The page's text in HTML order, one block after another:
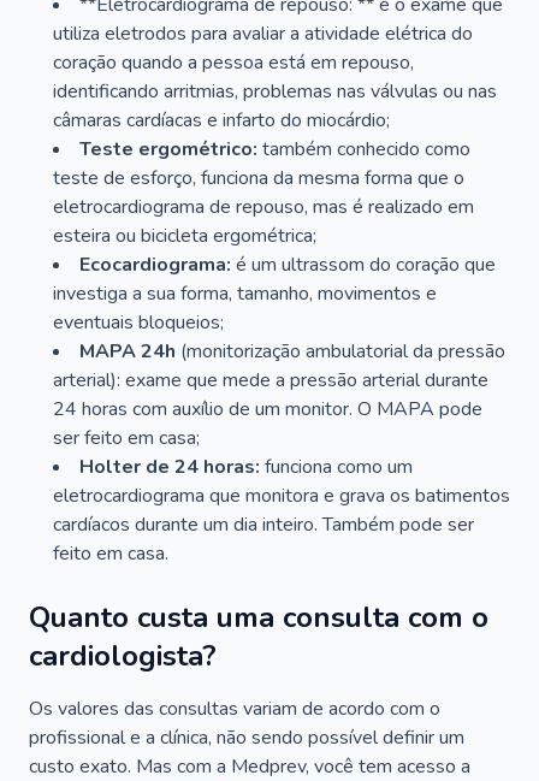
utiliza eletrodos para avaliar a atividade elétrica do
coração quando a pessoa está em repouso,
identificando arritmias, problemas nas válvulas ou nas
câmaras cardíacas e infarto do miocárdio;
Teste ergométrico: também conhecido como
teste de esforço, funciona da mesma forma que o
eletrocardiograma de repouso, mas é realizado em
esteira ou bicicleta ergométrica;
Ecocardiograma: é um ultrassom do coração que
investiga a sua forma, tamanho, movimentos e
eventuais bloqueios;
MAPA 24h (monitorização ambulatorial da pressão
arterial): exame que mede a pressão arterial durante
24 horas com auxílio de um monitor. O MAPA pode
ser feito em casa;
Holter de 24 horas: funciona como um
eletrocardiograma que monitora e grava os batimentos
cardíacos durante um dia inteiro. Também pode ser
feito em casa.
Quanto custa uma consulta com o
cardiologista?
Os valores das consultas variam de acordo com o
profissional e a clínica, não sendo possível definir um
custo exato. Mas com a Medprev, você tem acesso a